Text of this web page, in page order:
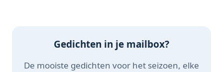
Gedichten in je mailbox?
De mooiste gedichten voor het seizoen, elke